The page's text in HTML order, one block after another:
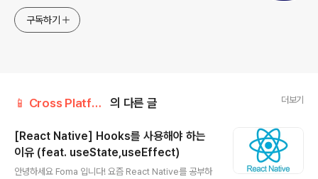
구독하기
📱 Cross Platform/React Native 의 다른 글 더보기
[React Native] Hooks를 사용해야 하는
이유 (feat. useState,useEffect)
안녕하세요 Foma 입니다! 요즘 React Native를 공부하